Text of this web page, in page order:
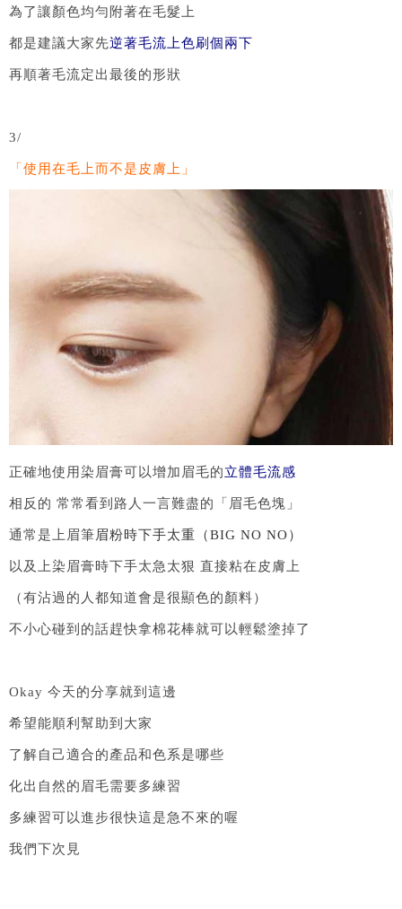
為了讓顏色均勻附著在毛髮上
都是建議大家先逆著毛流上色刷個兩下
再順著毛流定出最後的形狀
3/
「使用在毛上而不是皮膚上」
正確地使用染眉膏可以增加眉毛的立體毛流感
相反的 常常看到路人一言難盡的「眉毛色塊」
通常是上眉筆眉粉時下手太重（BIG NO NO）
以及上染眉膏時下手太急太狠 直接粘在皮膚上
（有沾過的人都知道會是很顯色的顏料）
不小心碰到的話趕快拿棉花棒就可以輕鬆塗掉了
Okay 今天的分享就到這邊
希望能順利幫助到大家
了解自己適合的產品和色系是哪些
化出自然的眉毛需要多練習
多練習可以進步很快這是急不來的喔
我們下次見